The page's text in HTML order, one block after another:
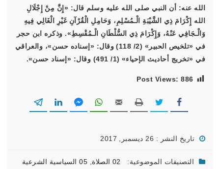
الله عنه: أن النبي صلى الله عليه وسلم قال: «إِنَّ مِنْ إِجْلَالِ
الله إِكْرَامَ ذِي الشَّيْبَةِ الْـمُسْلِمِ، وَحَامِلِ الْقُرْآنِ غَيْرِ الْغَالِي فِيهِ
وَالْـجَافِي عَنْهُ، وَإِكْرَامَ ذِي السُّلْطَانِ الْـمُقْسِطِ». وذكره ابن حجر
في «تلخيص الحبير» (2/ 118) وقال: «إسناده حسن»، والعراقي
في «تخريج أحاديث الإحياء» (1/ 491) وقال: «إسناد حسن».
Post Views: 886
تاريخ النشر : 26 ديسمبر, 2017
التصنيفات الموضوعية: 02 الصلاة 05 السياسية الشرعية